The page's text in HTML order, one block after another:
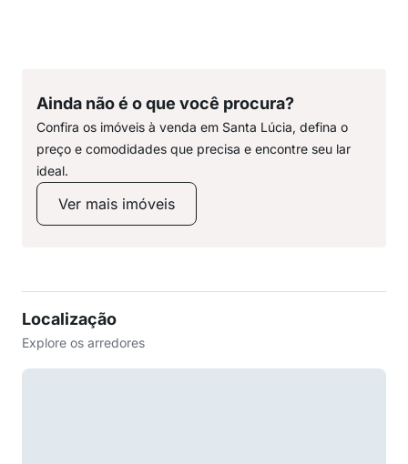
Ainda não é o que você procura?
Confira os imóveis à venda em Santa Lúcia, defina o
preço e comodidades que precisa e encontre seu lar
ideal.
Ver mais imóveis
Localização
Explore os arredores